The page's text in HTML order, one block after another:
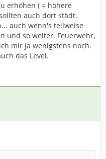
erhöhen ( = höhere
auch dort städt.
auch wenn's teilweise
und so weiter. Feuerwehr,
mir ja wenigstens noch.
das Level.